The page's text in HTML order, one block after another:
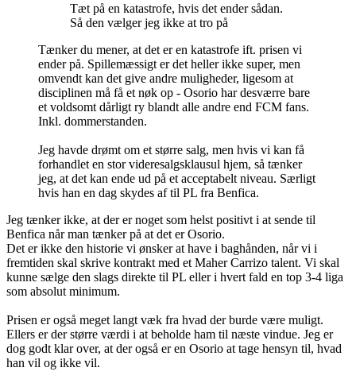
Tæt på en katastrofe, hvis det ender sådan.
Så den vælger jeg ikke at tro på
Tænker du mener, at det er en katastrofe ift. prisen vi
ender på. Spillemæssigt er det heller ikke super, men
omvendt kan det give andre muligheder, ligesom at
disciplinen må få et nøk op - Osorio har desværre bare
et voldsomt dårligt ry blandt alle andre end FCM fans.
Inkl. dommerstanden.
Jeg havde drømt om et større salg, men hvis vi kan få
forhandlet en stor videresalgsklausul hjem, så tænker
jeg, at det kan ende ud på et acceptabelt niveau. Særligt
hvis han en dag skydes af til PL fra Benfica.
Jeg tænker ikke, at der er noget som helst positivt i at sende til
Benfica når man tænker på at det er Osorio.
Det er ikke den historie vi ønsker at have i baghånden, når vi i
fremtiden skal skrive kontrakt med et Maher Carrizo talent. Vi skal
kunne sælge den slags direkte til PL eller i hvert fald en top 3-4 liga
som absolut minimum.
Prisen er også meget langt væk fra hvad der burde være muligt.
Ellers er der større værdi i at beholde ham til næste vindue. Jeg er
dog godt klar over, at der også er en Osorio at tage hensyn til, hvad
han vil og ikke vil.